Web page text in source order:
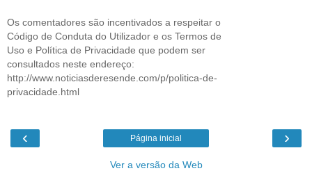
Os comentadores são incentivados a respeitar o
Código de Conduta do Utilizador e os Termos de
Uso e Política de Privacidade que podem ser
consultados neste endereço:
http://www.noticiasderesende.com/p/politica-de-
privacidade.html
‹ ›
Página inicial
Ver a versão da Web